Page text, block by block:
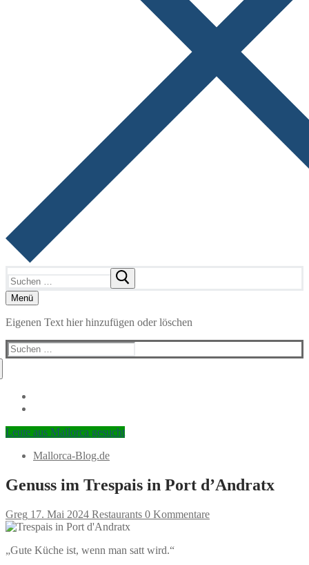
nach:
Menü
Eigenen Text hier hinzufügen oder löschen
Suchen
nach:
Leute aus Mallorca gesucht
Mallorca-Blog.de
Genuss im Trespais in Port d’Andratx
Greg 17. Mai 2024 Restaurants 0 Kommentare
„Gute Küche ist, wenn man satt wird.“